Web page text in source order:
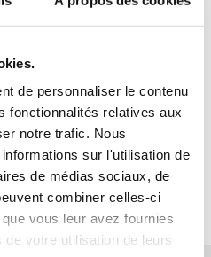
de personnaliser le contenu
fonctionnalités relatives aux
notre trafic. Nous
sur l'utilisation de
de médias sociaux, de
combiner celles-ci
vous leur avez fournies
votre utilisation de leurs
pour